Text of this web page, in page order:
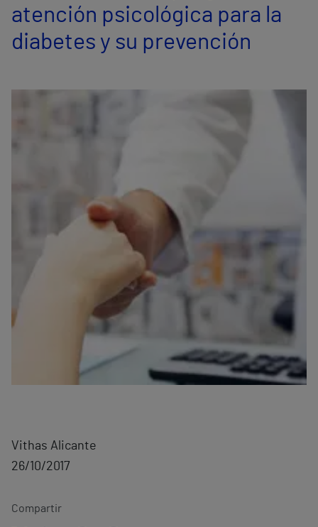
Comunicación
atención psicológica para la
diabetes y su prevención
Vithas Alicante
26/10/2017
Compartir